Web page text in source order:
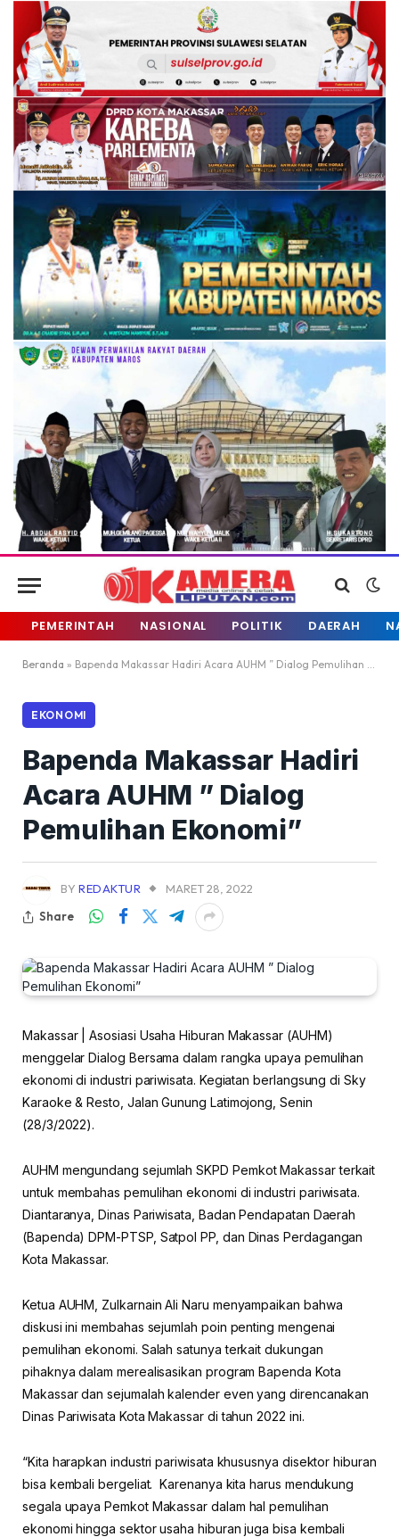
PEMERINTAH NASIONAL POLITIK DAERAH
Beranda » Bapenda Makassar Hadiri Acara AUHM ” Dialog Pemulihan Ekonomi”
EKONOMI
Bapenda Makassar Hadiri
Acara AUHM ” Dialog
Pemulihan Ekonomi”
BY REDAKTUR
MARET 28, 2022
Share
Makassar | Asosiasi Usaha Hiburan Makassar (AUHM)
menggelar Dialog Bersama dalam rangka upaya pemulihan
ekonomi di industri pariwisata. Kegiatan berlangsung di Sky
Karaoke & Resto, Jalan Gunung Latimojong, Senin
(28/3/2022).
AUHM mengundang sejumlah SKPD Pemkot Makassar terkait
untuk membahas pemulihan ekonomi di industri pariwisata.
Diantaranya, Dinas Pariwisata, Badan Pendapatan Daerah
(Bapenda) DPM-PTSP, Satpol PP, dan Dinas Perdagangan
Kota Makassar.
Ketua AUHM, Zulkarnain Ali Naru menyampaikan bahwa
diskusi ini membahas sejumlah poin penting mengenai
pemulihan ekonomi. Salah satunya terkait dukungan
pihaknya dalam merealisasikan program Bapenda Kota
Makassar dan sejumalah kalender even yang direncanakan
Dinas Pariwisata Kota Makassar di tahun 2022 ini.
“Kita harapkan industri pariwisata khususnya disektor hiburan
bisa kembali bergeliat. Karenanya kita harus mendukung
segala upaya Pemkot Makassar dalam hal pemulihan
ekonomi hingga sektor usaha hiburan juga bisa kembali